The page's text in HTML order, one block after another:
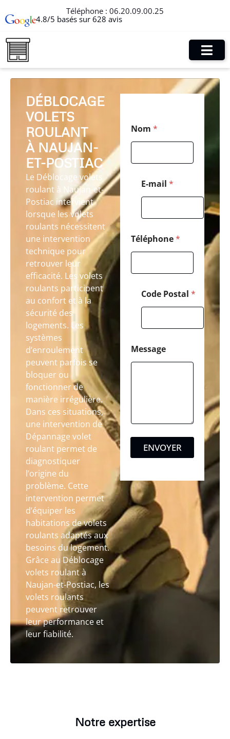
Téléphone : 06.20.09.00.25
4.8/5 basés sur 628 avis
DÉBLOCAGE
VOLETS
ROULANT
À NAUJAN-
ET-POSTIAC
Le Déblocage volets
roulant à Naujan-et-
Postiac intervient
lorsque les volets
roulants nécessitent
une intervention
technique pour
retrouver leur
efficacité. Les volets
roulants participent
au confort et à la
sécurité des
logements. Les
systèmes
d’enroulement
peuvent parfois se
bloquer ou
fonctionner de
manière irrégulière.
Dans ces situations,
une intervention de
Dépannage volet
roulant permet de
diagnostiquer
l’origine du
problème. Cette
intervention permet
d’équiper les
habitations de volets
roulants adaptés aux
besoins du logement.
Grâce au Déblocage
volets roulant à
Naujan-et-Postiac, les
volets roulants
peuvent retrouver
leur performance et
leur fiabilité.
Nom *
E-mail *
Téléphone*
m
Code Postal *
Message
ENVOYER
Notre expertise